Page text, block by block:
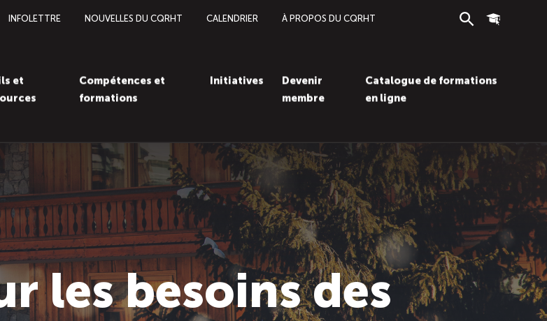
INFOLETTRE NOUVELLES DU CQRHT CALENDRIER À PROPOS DU CQRHT
et
Compétences et
formations
Initiatives
Devenir
membre
Catalogue de formations
en ligne
les besoins des